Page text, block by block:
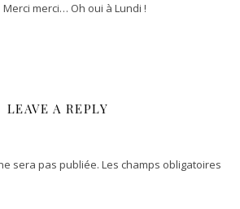
Merci merci… Oh oui à Lundi !
LEAVE A REPLY
sera pas publiée. Les champs obligatoires